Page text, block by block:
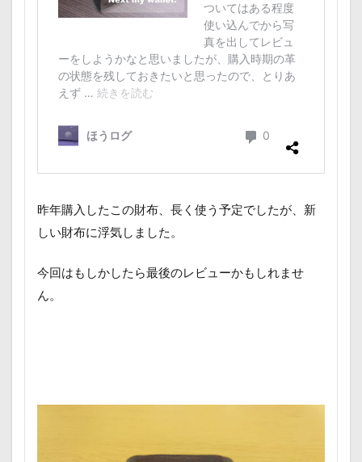
昨年購入したこの財布、長く使う予定でしたが、新
しい財布に浮気しました。
今回はもしかしたら最後のレビューかもしれませ
ん。